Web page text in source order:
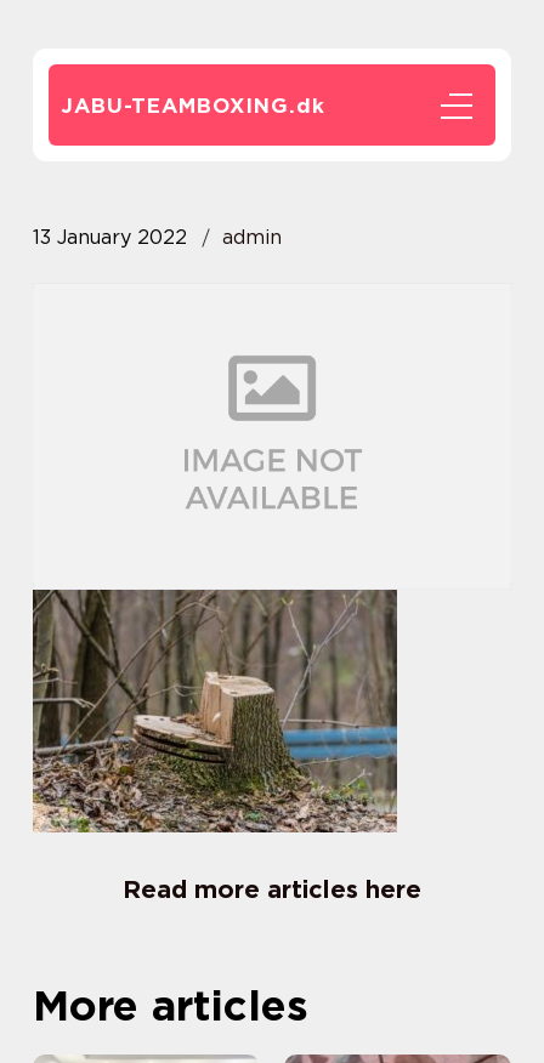
JABU-TEAMBOXING.dk
13 January 2022 admin
Read more articles here
More articles